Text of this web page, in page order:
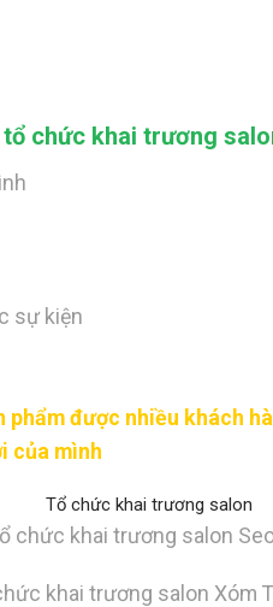
chức khai trương
sự kiện
phẩm được nhiều khách
của mình
chức khai trương salon
khai trương salon Xóm